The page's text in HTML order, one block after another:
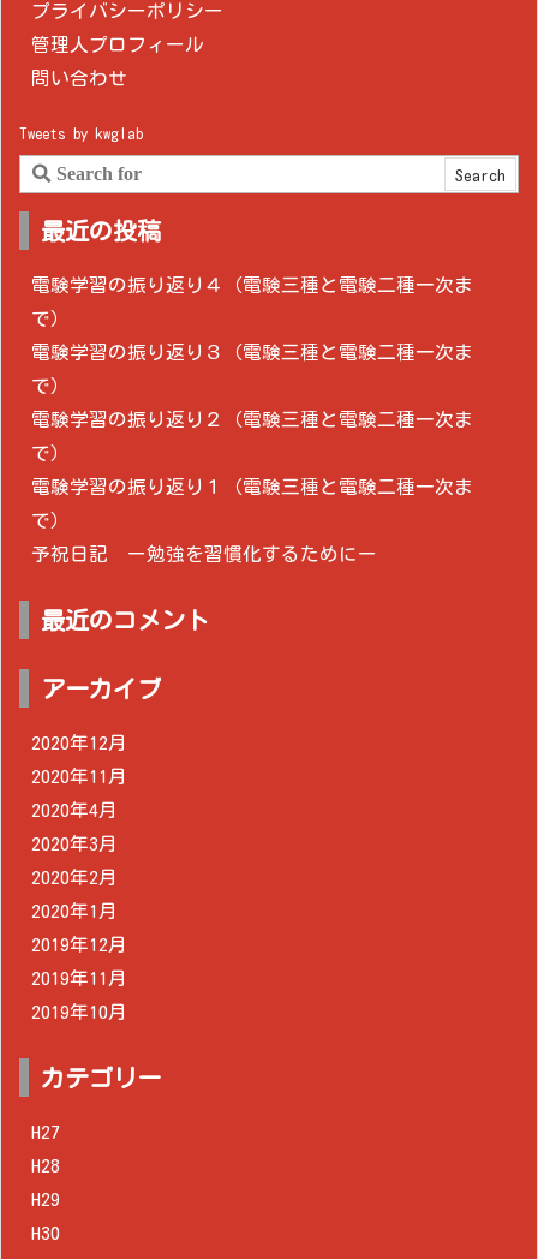
プライバシーポリシー
管理人プロフィール
問い合わせ
Tweets by kwglab
最近の投稿
電験学習の振り返り４（電験三種と電験二種一次ま
で）
電験学習の振り返り３（電験三種と電験二種一次ま
で）
電験学習の振り返り２（電験三種と電験二種一次ま
で）
電験学習の振り返り１（電験三種と電験二種一次ま
で）
予祝日記 ー勉強を習慣化するためにー
最近のコメント
アーカイブ
2020年12月
2020年11月
2020年4月
2020年3月
2020年2月
2020年1月
2019年12月
2019年11月
2019年10月
カテゴリー
H27
H28
H29
H30